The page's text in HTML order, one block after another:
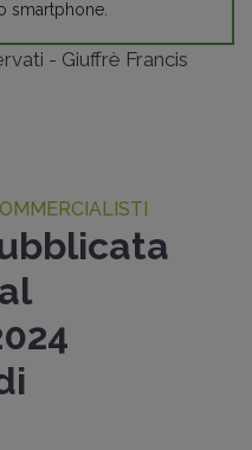
smartphone.
- Giuffrè Francis